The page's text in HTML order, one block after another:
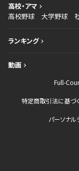
高校・アマ
高校野球
大学野球
ランキング
動画
Full-
特定商取引法に基づ
パーソナ